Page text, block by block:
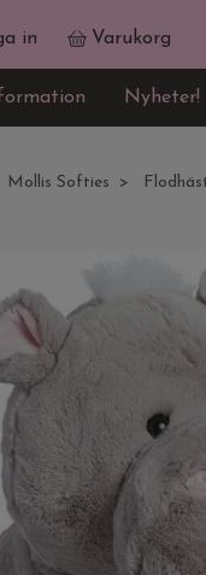
in Varukorg
Nyheter!
Mollis Softies